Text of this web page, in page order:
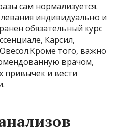
сам нормализуется.
индивидуально и
обязательный курс
Карсил,
того, важно
врачом,
привычек и вести